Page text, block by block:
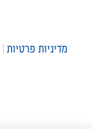
מדיניות פרטיות